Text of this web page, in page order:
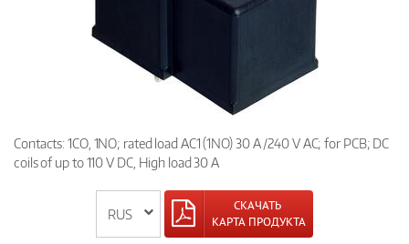
Contacts: 1CO, 1NO; rated load AC1 (1NO) 30 A /240 V AC; for PCB; DC
coils of up to 110 V DC, High load 30 A
СКАЧАТЬ
КАРТА ПРОДУКТА